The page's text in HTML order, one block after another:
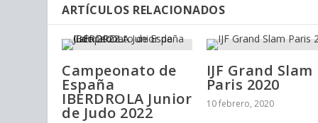
ARTÍCULOS RELACIONADOS
Campeonato de
España
IBERDROLA Junior
de Judo 2022
IJF Grand Slam
Paris 2020
10 febrero, 2020